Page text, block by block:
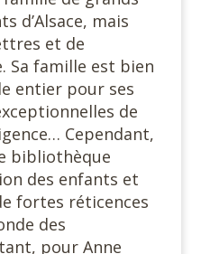
d’Alsace, mais
et de
Sa famille est bien
entier pour ses
de
Cependant,
bibliothèque
des enfants et
fortes réticences
des
pour Anne